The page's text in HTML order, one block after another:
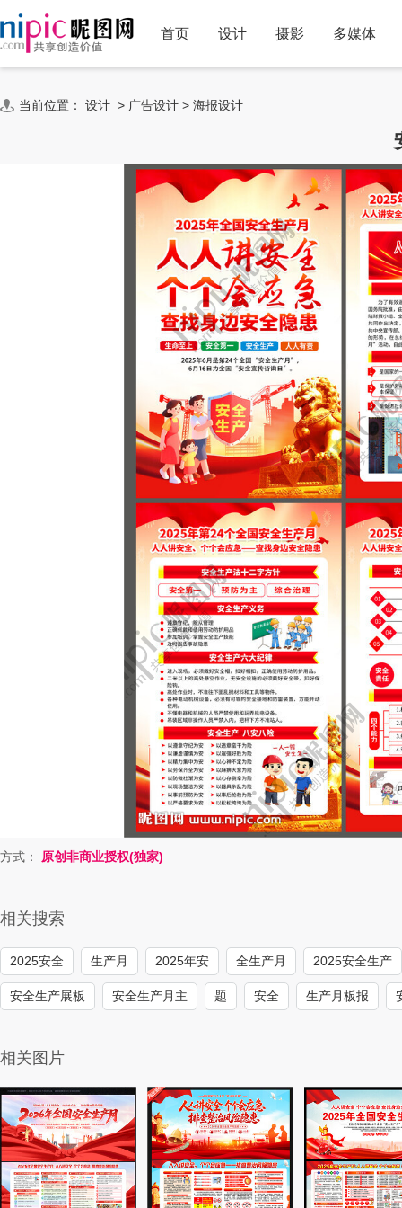
首页 设计 摄影 多媒体
当前位置： 设计 > 广告设计 > 海报设计
方式： 原创非商业授权(独家)
相关搜索
2025安全 生产月 2025年安 全生产月 2025安全生产
安全生产展板 安全生产月主 题 安全 生产月板报
相关图片